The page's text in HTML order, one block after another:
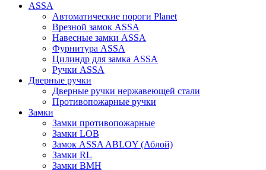
ASSA
Автоматические пороги Planet
Врезной замок ASSA
Навесные замки ASSA
Фурнитура ASSA
Цилиндр для замка ASSA
Ручки ASSA
Дверные ручки
Дверные ручки нержавеющей стали
Противопожарные ручки
Замки
Замки противопожарные
Замки LOB
Замок ASSA ABLOY (Аблой)
Замки RL
Замки BMH